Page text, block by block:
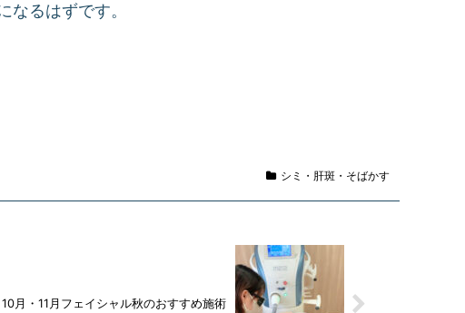
るはずです。
シミ・肝斑・そばかす
月・11月フェイシャル秋のおすすめ施術